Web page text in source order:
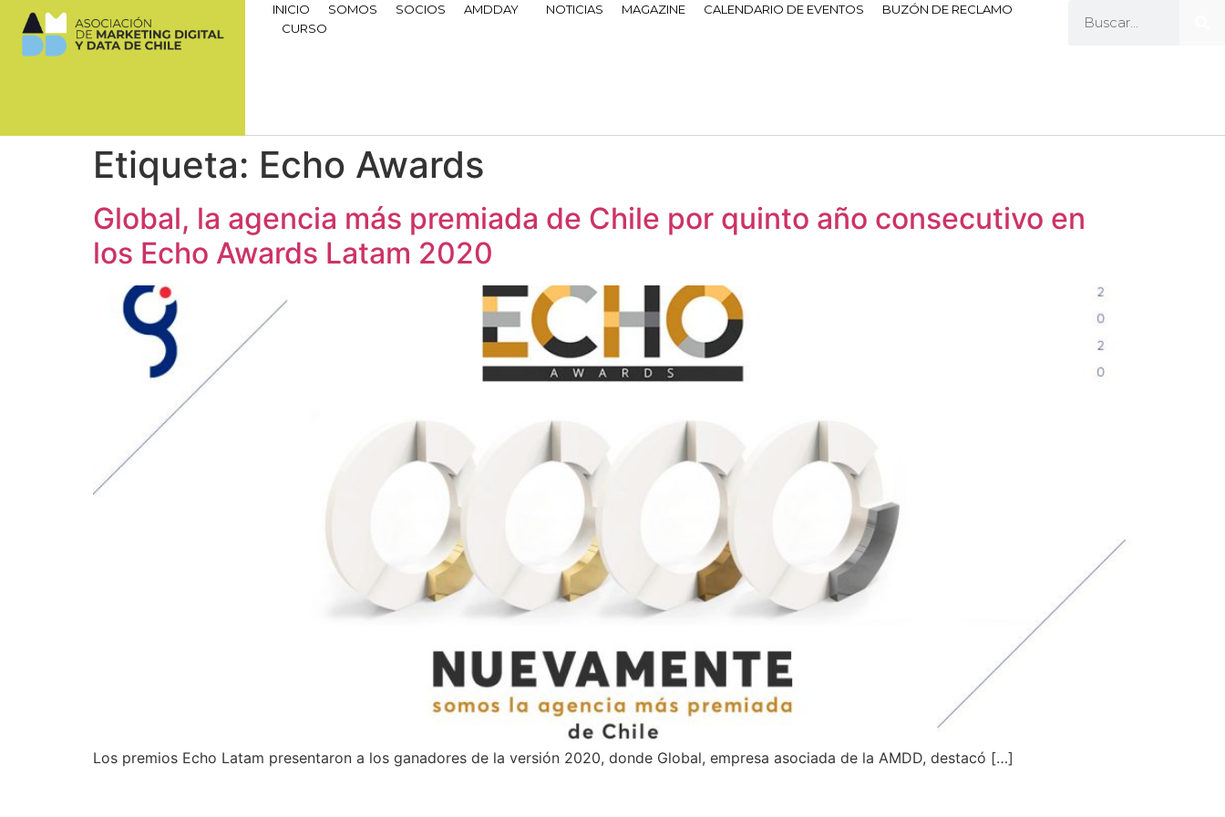
INICIO SOMOS SOCIOS AMDDAY NOTICIAS MAGAZINE CALENDARIO DE EVENTOS
BUZÓN DE RECLAMO
CURSO
Etiqueta: Echo Awards
Global, la agencia más premiada de Chile por quinto año consecutivo en
los Echo Awards Latam 2020
Los premios Echo Latam presentaron a los ganadores de la versión 2020, donde Global, empresa asociada de la AMDD, destacó […]